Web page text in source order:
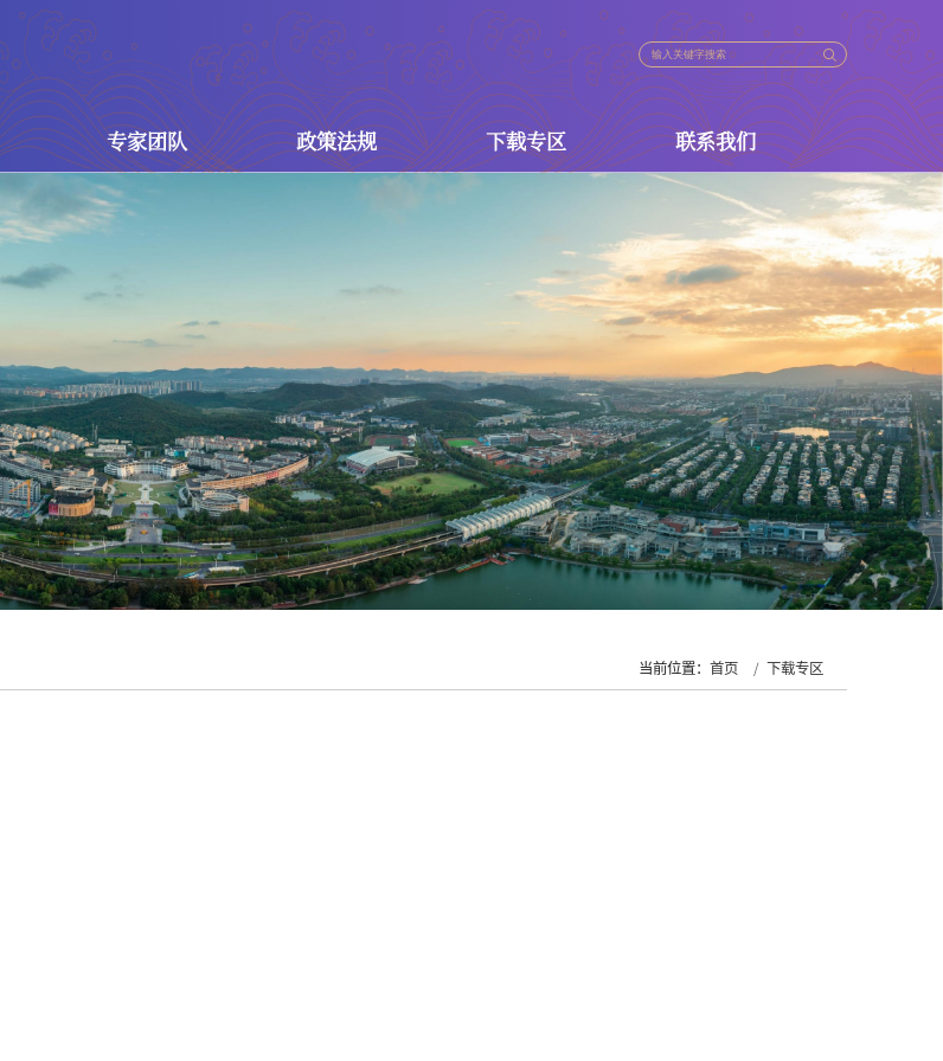
专家团队 政策法规 下载专区 联系我们
专家团队 政策法规 下载专区 联系我们
当前位置：首页 下载专区